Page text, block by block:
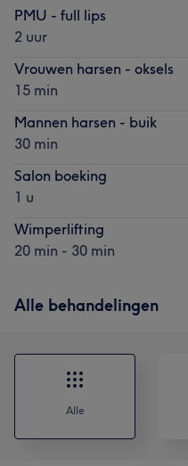
PMU - full lips
2 uur
Vrouwen harsen - oksels
15 min
Mannen harsen - buik
30 min
Salon boeking
1 u
Wimperlifting
20 min - 30 min
Alle behandelingen
Alle